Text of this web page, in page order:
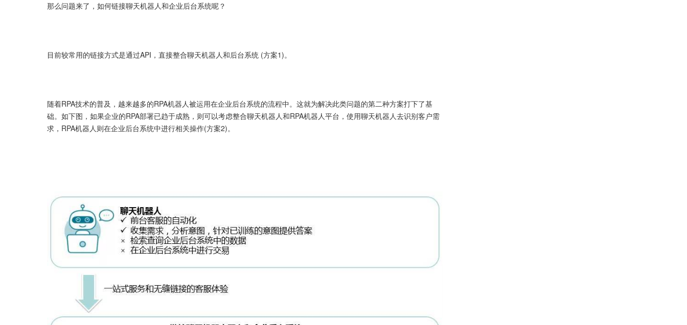
那么问题来了，如何链接聊天机器人和企业后台系统呢？
目前较常用的链接方式是通过API，直接整合聊天机器人和后台系统 (方案1)。
随着RPA技术的普及，越来越多的RPA机器人被运用在企业后台系统的流程中。这就为解决此类问题的第二种方案打下了基
础。如下图，如果企业的RPA部署已趋于成熟，则可以考虑整合聊天机器人和RPA机器人平台，使用聊天机器人去识别客户需
求，RPA机器人则在企业后台系统中进行相关操作(方案2)。